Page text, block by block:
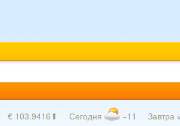
€ 103.9416⬆ Сегодня −11 Завтра